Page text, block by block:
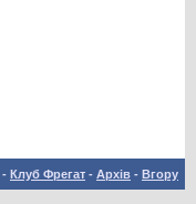
- Клуб Фрегат - Архів - Вгору